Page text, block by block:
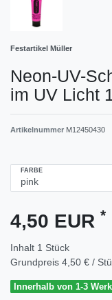
Festartikel Müller
Neon-UV-
im UV Licht
Artikelnummer M12450430
FARBE
4,50 EUR *
Inhalt 1 Stück
Grundpreis 4,50 € /
Innerhalb von 1-3